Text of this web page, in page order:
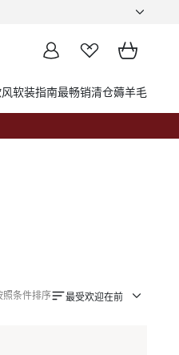
软装指南最畅销清仓薅羊毛
照条件排序 最受欢迎在前